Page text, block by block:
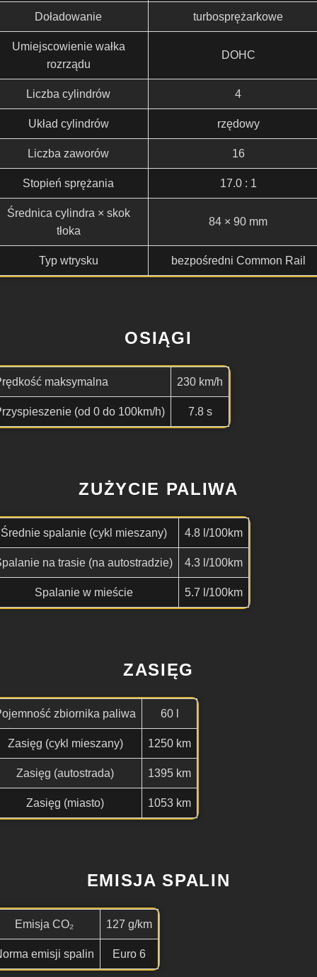
Doładowanie turbosprężarkowe
Umiejscowienie wałka
rozrządu
DOHC
Liczba cylindrów 4
Układ cylindrów rzędowy
Liczba zaworów 16
Stopień sprężania 17.0 : 1
Średnica cylindra × skok
tłoka
84 × 90 mm
Typ wtrysku bezpośredni Common Rail
OSIĄGI
maksymalna 230 km/h
(od 0 do 100km/h) 7.8 s
ZUŻYCIE PALIWA
Średnie spalanie (cykl mieszany) 4.8 l/100km
na trasie (na autostradzie) 4.3 l/100km
Spalanie w mieście 5.7 l/100km
ZASIĘG
zbiornika paliwa 60 l
Zasięg (cykl mieszany) 1250 km
Zasięg (autostrada) 1395 km
Zasięg (miasto) 1053 km
EMISJA SPALIN
Emisja CO₂ 127 g/km
emisji spalin Euro 6